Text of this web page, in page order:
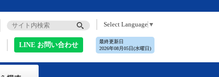
Select Language ▼
LINE お問い合わせ
最終更新日
2026年08月05日(水曜日)